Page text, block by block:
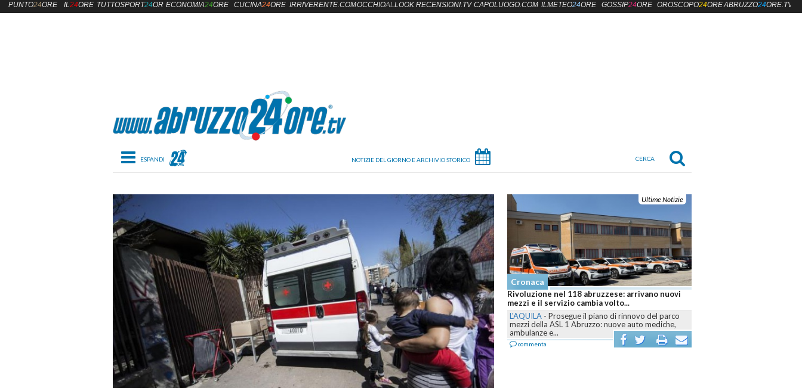
Toggle navigation
Ultime Notizie
Cronaca
Rivoluzione nel 118 abruzzese: arrivano nuovi
mezzi e il servizio cambia volto...
L'AQUILA - Prosegue il piano di rinnovo del parco
mezzi della ASL 1 Abruzzo: nuove auto mediche,
ambulanze e...
commenta
PUNTO24ORE IL24ORE TUTTOSPORT24OREECONOMIA24ORE CUCINA24ORE IRRIVERENTE.COMOCCHIOALLOOK RECENSIONI.TV CAPOLUOGO.COM ILMETEO24ORE GOSSIP24ORE OROSCOPO24OREABRUZZO24ORE.TV